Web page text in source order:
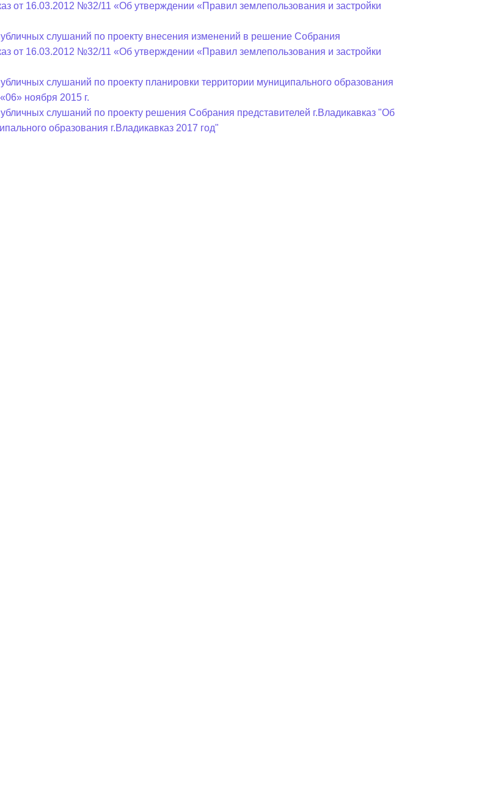
от 16.03.2012 №32/11 «Об утверждении «Правил землепользования и застройки
слушаний по проекту внесения изменений в решение Собрания
от 16.03.2012 №32/11 «Об утверждении «Правил землепользования и застройки
слушаний по проекту планировки территории муниципального образования
ноября 2015 г.
слушаний по проекту решения Собрания представителей г.Владикавказ "Об
образования г.Владикавказ 2017 год"